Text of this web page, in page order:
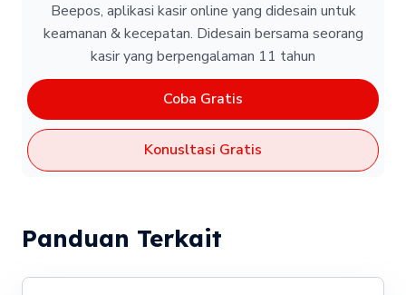
Beepos, aplikasi kasir online yang didesain untuk
keamanan & kecepatan. Didesain bersama seorang
kasir yang berpengalaman 11 tahun
Coba Gratis
Konusltasi Gratis
Panduan Terkait